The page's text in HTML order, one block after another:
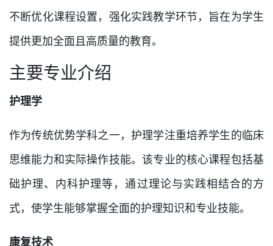
不断优化课程设置，强化实践教学环节，旨在为学生
提供更加全面且高质量的教育。
主要专业介绍
护理学
作为传统优势学科之一，护理学注重培养学生的临床
思维能力和实际操作技能。该专业的核心课程包括基
础护理、内科护理等，通过理论与实践相结合的方
式，使学生能够掌握全面的护理知识和专业技能。
康复技术